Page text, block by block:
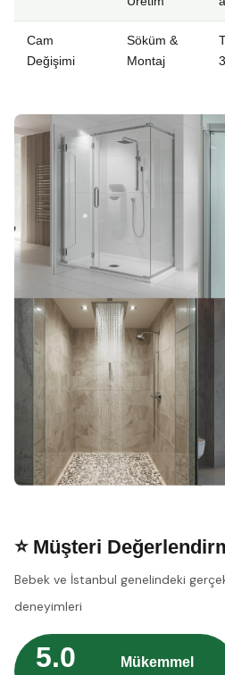
Cam
Değişimi
Söküm &
Montaj
⭐ Müşteri
Bebek ve İstanbul genelindeki
deneyimleri
5.0 Mükemmel